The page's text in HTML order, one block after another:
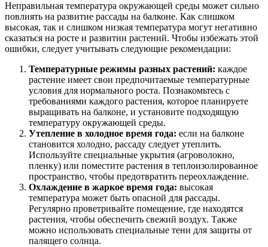
Неправильная температура окружающей среды может сильно
повлиять на развитие рассады на балконе. Как слишком
высокая, так и слишком низкая температура могут негативно
сказаться на росте и развитии растений. Чтобы избежать этой
ошибки, следует учитывать следующие рекомендации:
Температурные режимы разных растений: каждое
растение имеет свои предпочитаемые температурные
условия для нормального роста. Познакомьтесь с
требованиями каждого растения, которое планируете
выращивать на балконе, и установите подходящую
температуру окружающей среды.
Утепление в холодное время года: если на балконе
становится холодно, рассаду следует утеплить.
Используйте специальные укрытия (агроволокно,
пленку) или поместите растения в теплоизолированное
пространство, чтобы предотвратить переохлаждение.
Охлаждение в жаркое время года: высокая
температура может быть опасной для рассады.
Регулярно проветривайте помещение, где находятся
растения, чтобы обеспечить свежий воздух. Также
можно использовать специальные тени для защиты от
палящего солнца.